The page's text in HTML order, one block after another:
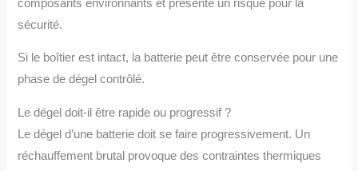
composants environnants et présente un risque pour la
sécurité.
Si le boîtier est intact, la batterie peut être conservée pour une
phase de dégel contrôlé.
Le dégel doit-il être rapide ou progressif ?
Le dégel d’une batterie doit se faire progressivement. Un
réchauffement brutal provoque des contraintes thermiques